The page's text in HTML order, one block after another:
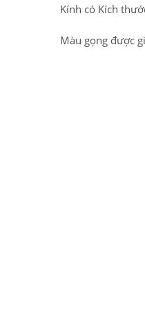
Kính có Kích
Màu gọng được